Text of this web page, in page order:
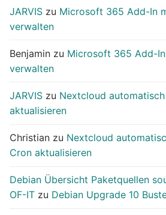
JARVIS zu Microsoft 365 Add-In
verwalten
Benjamin zu Microsoft 365 Add-
verwalten
JARVIS zu Nextcloud
aktualisieren
Christian zu Nextcloud
Cron aktualisieren
Debian Übersicht Paketquellen
OF-IT zu Debian Upgrade 10